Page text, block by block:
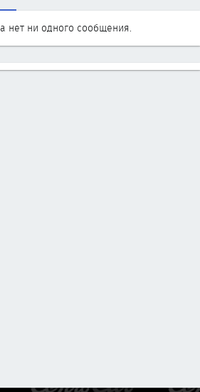
нет ни одного сообщения.